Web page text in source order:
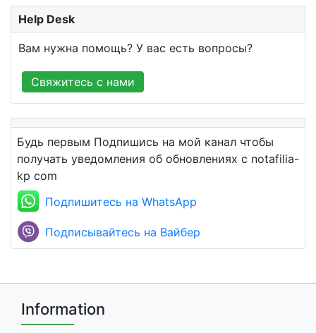
Help Desk
Вам нужна помощь? У вас есть вопросы?
Свяжитесь с нами
Будь первым Подпишись на мой канал чтобы
получать уведомления об обновлениях с notafilia-
kp com
Подпишитесь на WhatsApp
Подписывайтесь на Вайбер
Information